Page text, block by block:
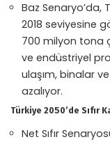
Baz Senaryo’da,
2018 seviyesine
700 milyon tona
ve endüstriyel
ulaşım, binalar
azalıyor.
Türkiye 2050’de Sıfır
Net Sıfır